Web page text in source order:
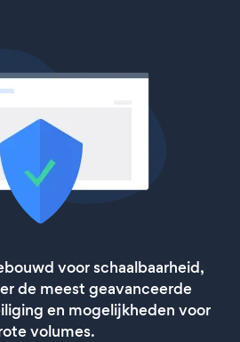
voor schaalbaarheid,
de meest geavanceerde
en mogelijkheden voor
volumes.